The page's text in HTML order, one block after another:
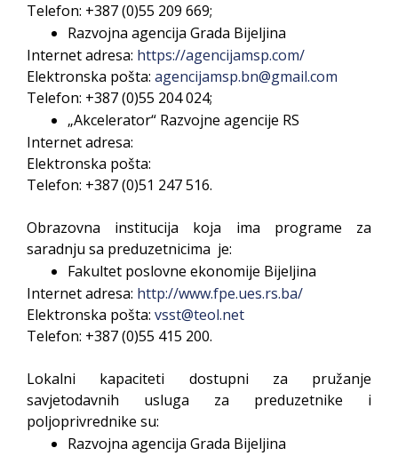
Telefon: +387 (0)55 209 669;
Razvojna agencija Grada Bijeljina
Internet adresa: https://agencijamsp.com/
Elektronska pošta: agencijamsp.bn@gmail.com
Telefon: +387 (0)55 204 024;
„Akcelerator“ Razvojne agencije RS
Internet adresa:
Elektronska pošta:
Telefon: +387 (0)51 247 516.
Obrazovna institucija koja ima programe za
saradnju sa preduzetnicima je:
Fakultet poslovne ekonomije Bijeljina
Internet adresa: http://www.fpe.ues.rs.ba/
Elektronska pošta: vsst@teol.net
Telefon: +387 (0)55 415 200.
Lokalni kapaciteti dostupni za pružanje
savjetodavnih usluga za preduzetnike i
poljoprivrednike su:
Razvojna agencija Grada Bijeljina